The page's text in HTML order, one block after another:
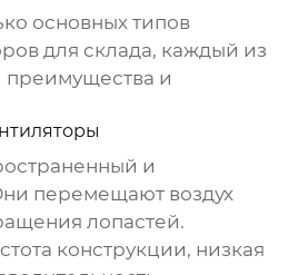
основных типов
для склада, каждый из
преимущества и
и
перемещают воздух
лопастей.
конструкции, низкая